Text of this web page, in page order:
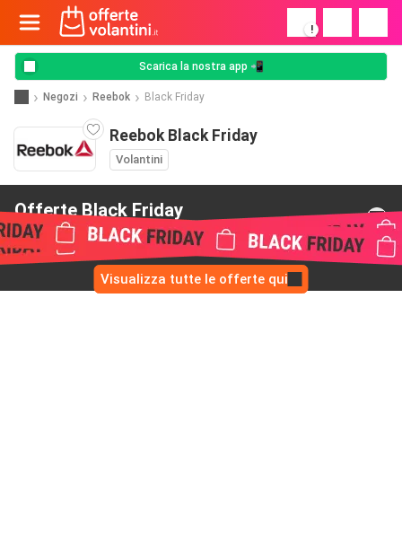
!
Scarica la nostra app 📲
Negozi Reebok Black Friday
Reebok Black Friday
Volantini
Offerte Black Friday
da Reebok
Visualizza tutte le offerte qui